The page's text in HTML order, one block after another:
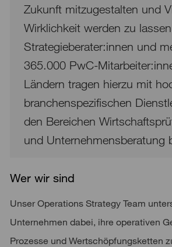
Zukunft mitzugestalten und
Wirklichkeit werden zu
Strategieberater:innen und
365.000 PwC-
Ländern tragen hierzu mit
branchenspezifischen
den Bereichen
und Unternehmensberatung
Wer wir sind
Unser Operations Strategy Team
Unternehmen dabei, ihre operativen
Prozesse und Wertschöpfungsketten